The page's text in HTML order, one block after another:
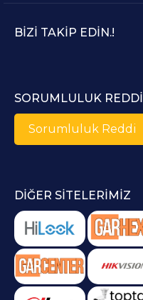
BIZI TAKIP EDIN.!
SORUMLULUK REDDI
Sorumluluk Reddi
DIĞER SITELERIMIZ